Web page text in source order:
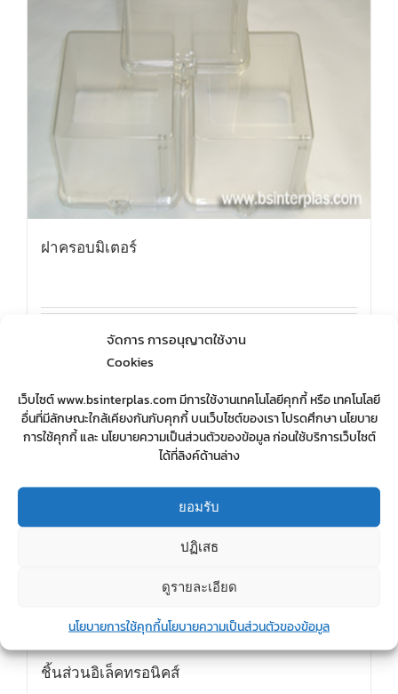
จัดการ การอนุญาตใช้งาน
Cookies
เว็บไซต์ www.bsinterplas.com มีการใช้งานเทคโนโลยีคุกกี้ หรือ เทคโนโลยี
อื่นที่มีลักษณะใกล้เคียงกันกับคุกกี้ บนเว็บไซต์ของเรา โปรดศึกษา นโยบาย
การใช้คุกกี้ และ นโยบายความเป็นส่วนตัวของข้อมูล ก่อนใช้บริการเว็บไซต์
ได้ที่ลิงค์ด้านล่าง
ยอมรับ
ปฏิเสธ
ดูรายละเอียด
นโยบายการใช้คุกกี้นโยบายความเป็นส่วนตัวของข้อมูล
ฝาครอบมิเตอร์
Details
ชิ้นส่วนอิเล็คทรอนิคส์